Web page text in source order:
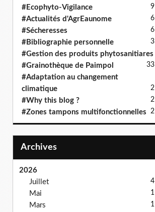
#Ecophyto-Vigilance 9
#Actualités d'AgrEaunome 6
#Sécheresses 6
#Bibliographie personnelle 3
#Gestion des produits phytosanitiares
3
#Grainothèque de Paimpol 3
#Adaptation au changement
climatique
2
#Why this blog ? 2
#Zones tampons multifonctionnelles 2
Archives
2026
Juillet
4
Mai 1
Mars 1